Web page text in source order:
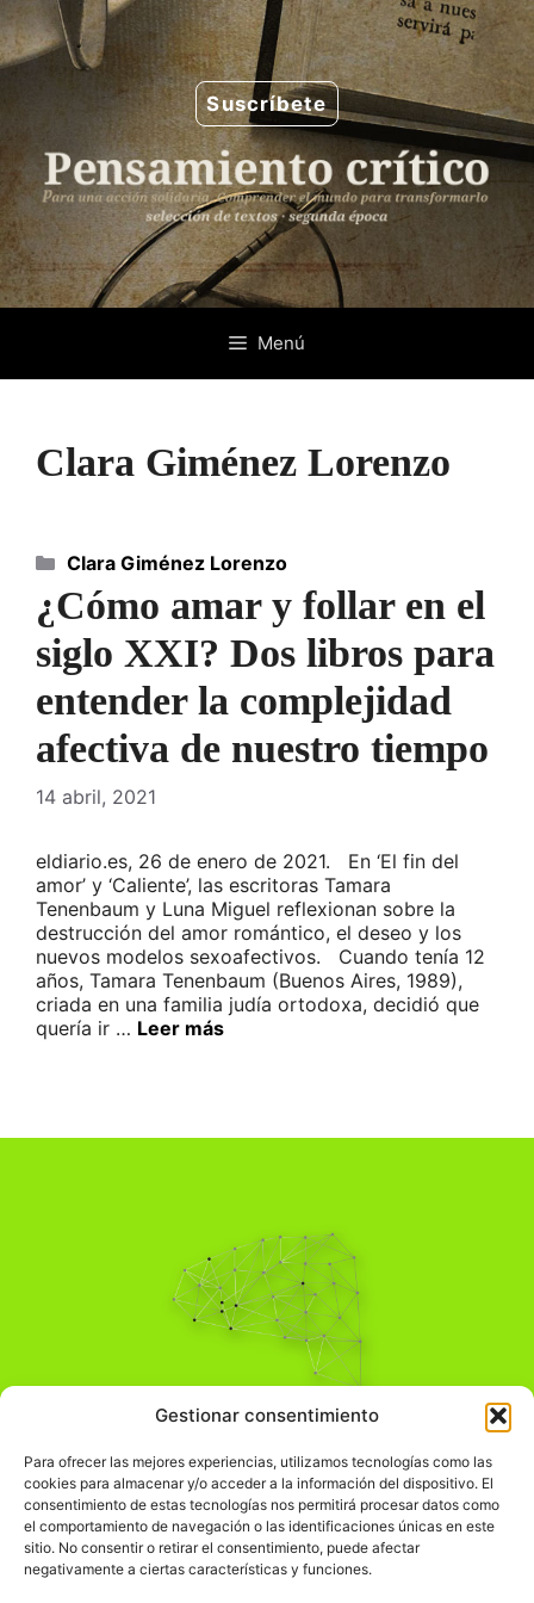
Gestionar consentimiento
Para ofrecer las mejores experiencias, utilizamos tecnologías como las
cookies para almacenar y/o acceder a la información del dispositivo. El
consentimiento de estas tecnologías nos permitirá procesar datos como
el comportamiento de navegación o las identificaciones únicas en este
sitio. No consentir o retirar el consentimiento, puede afectar
negativamente a ciertas características y funciones.
Saltar
al
contenido
Suscríbete
Menú
Clara Giménez Lorenzo
¿Cómo amar y follar en el
siglo XXI? Dos libros para
entender la complejidad
afectiva de nuestro tiempo
14 abril, 2021
eldiario.es, 26 de enero de 2021. En ‘El fin del
amor’ y ‘Caliente’, las escritoras Tamara
Tenenbaum y Luna Miguel reflexionan sobre la
destrucción del amor romántico, el deseo y los
nuevos modelos sexoafectivos. Cuando tenía 12
años, Tamara Tenenbaum (Buenos Aires, 1989),
criada en una familia judía ortodoxa, decidió que
quería ir … Leer más
Categorías
Clara Giménez Lorenzo
Pensamiento Crítico
Comprender el mundo para transformarlo.
Información Legal